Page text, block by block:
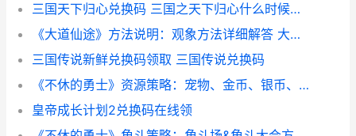
三国天下归心兑换码 三国之天下归心什么时候结束
《大道仙途》方法说明：观象方法详细解答 大道仙凡记无弹窗全文阅读
三国传说新鲜兑换码领取 三国传说兑换码
《不休的勇士》资源策略：宠物、金币、银币、装备获取 不休的骑士攻略
皇帝成长计划2兑换码在线领